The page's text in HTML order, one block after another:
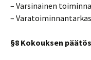
– Varsinainen
–
§8 Kokouksen päätös